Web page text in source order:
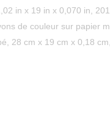
in x 19 in x 0,070 in,
de couleur sur papier
28 cm x 19 cm x 0,18